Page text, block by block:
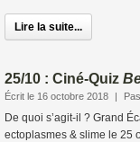
Lire la suite...
25/10 : Ciné-Quiz
Écrit le 16 octobre 2018 |
De quoi s’agit-il ? Grand
ectoplasmes & slime le 25